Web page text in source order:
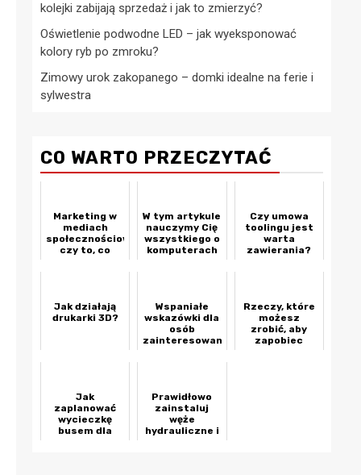
kolejki zabijają sprzedaż i jak to zmierzyć?
Oświetlenie podwodne LED – jak wyeksponować
kolory ryb po zmroku?
Zimowy urok zakopanego – domki idealne na ferie i
sylwestra
CO WARTO PRZECZYTAĆ
Marketing w
mediach
społecznościowych:
czy to, co
W tym artykule
nauczymy Cię
wszystkiego o
komputerach
Czy umowa
toolingu jest
warta
zawierania?
Jak działają
drukarki 3D?
Wspaniałe
wskazówki dla
osób
zainteresowanych
Rzeczy, które
możesz
zrobić, aby
zapobiec
Jak
zaplanować
wycieczkę
busem dla
Prawidłowo
zainstaluj
węże
hydrauliczne i